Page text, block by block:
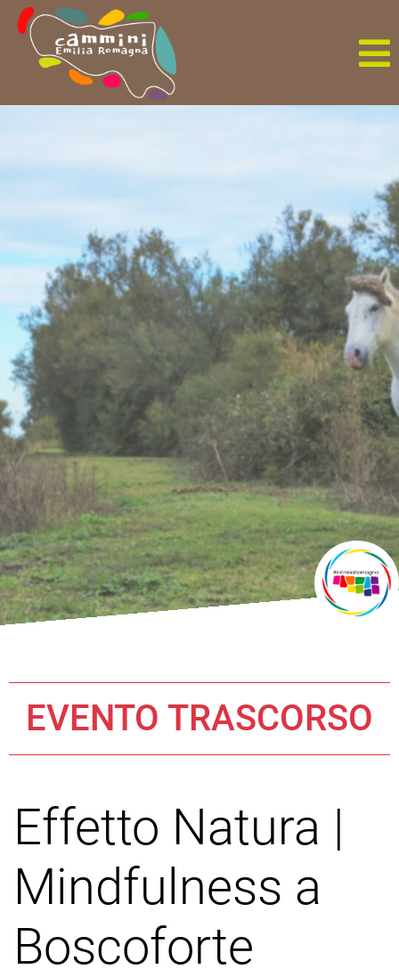
EVENTO TRASCORSO
Effetto Natura |
Mindfulness a
Boscoforte